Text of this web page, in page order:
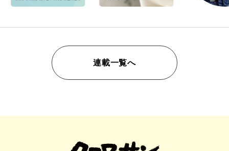
連載一覧へ